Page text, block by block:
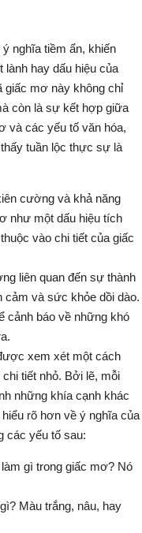
nghĩa tiềm ẩn, khiến
lành hay dấu hiệu của
giấc mơ này không chỉ
còn là sự kết hợp giữa
và các yếu tố văn hóa,
tuần lộc thực sự là
cường và khả năng
như một dấu hiệu tích
vào chi tiết của giấc
liên quan đến sự thành
cảm và sức khỏe dồi dào.
cảnh báo về những khó
xem xét một cách
tiết nhỏ. Bởi lẽ, mỗi
những khía cạnh khác
rõ hơn về ý nghĩa của
các yếu tố sau:
gì trong giấc mơ? Nó
Màu trắng, nâu, hay